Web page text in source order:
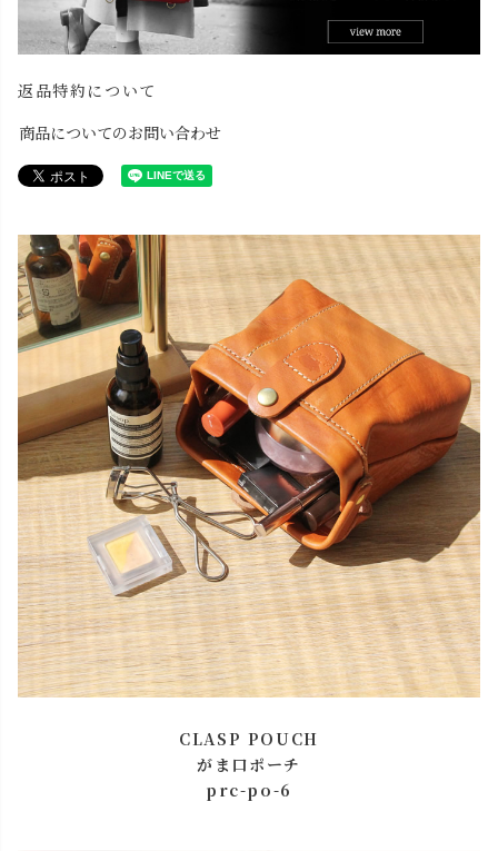
返品特約について
商品についてのお問い合わせ
CLASP POUCH
がま口ポーチ
prc-po-6